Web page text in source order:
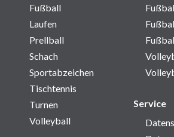
Fußball
Laufen
Prellball
Schach
Sportabzeichen
Tischtennis
Turnen
Volleyball
Service